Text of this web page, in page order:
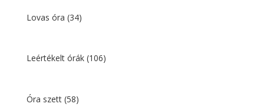
Lovas óra (34)
Leértékelt órák (106)
Óra szett (58)